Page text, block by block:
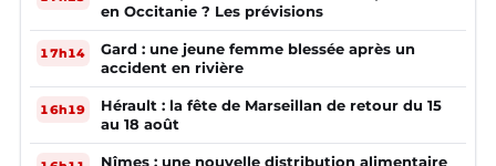
en Occitanie ? Les prévisions
17h14
Gard : une jeune femme blessée après un
accident en rivière
16h19
Hérault : la fête de Marseillan de retour du 15
au 18 août
Nîmes : une nouvelle distribution alimentaire